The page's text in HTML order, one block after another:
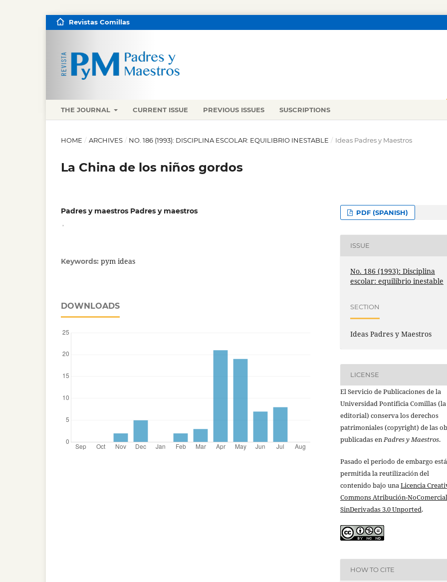
THE JOURNAL CURRENT ISSUE PREVIOUS ISSUES SUSCRIPTIONS
Revistas Comillas
HOME / ARCHIVES / NO. 186 (1993): DISCIPLINA ESCOLAR: EQUILIBRIO INESTABLE / Ideas Padres y Maestros
La China de los niños gordos
Padres y maestros Padres y maestros
Keywords: pym ideas
DOWNLOADS
PDF (SPANISH)
ISSUE
No. 186 (1993): Disciplina
escolar: equilibrio inestable
SECTION
Ideas Padres y Maestros
LICENSE
El Servicio de Publicaciones de la
Universidad Pontificia Comillas (la
editorial) conserva los derechos
patrimoniales (copyright) de las
publicadas enPadres y Maestros.
Pasado el periodo de embargo está
permitida la reutilización del
contenido bajo unaLicencia
Commons Atribución-
SinDerivadas 3.0 Unported.
HOW TO CITE